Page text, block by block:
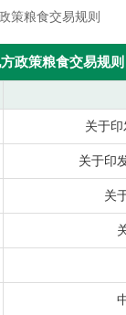
策粮食交易规则
政策粮食交易规则
关于
关于印
关